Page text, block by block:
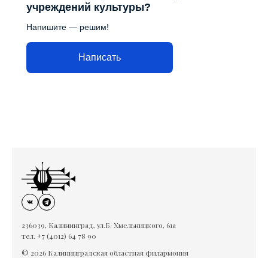
учреждений культуры?
Напишите — решим!
Написать
236039, Калининград, ул.Б. Хмельницкого, 61а
тел. +7 (4012) 64 78 90
© 2026 Калининградская областная филармония